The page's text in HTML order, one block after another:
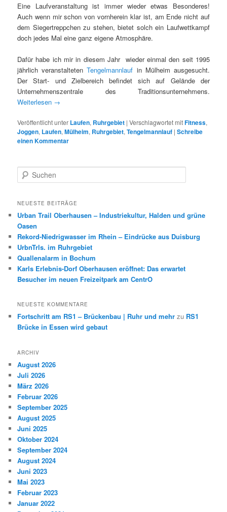
Eine Laufveranstaltung ist immer wieder etwas Besonderes!
Auch wenn mir schon von vornherein klar ist, am Ende nicht auf
dem Siegertreppchen zu stehen, bietet solch ein Laufwettkampf
doch jedes Mal eine ganz eigene Atmosphäre.
Dafür habe ich mir in diesem Jahr wieder einmal den seit 1995
jährlich veranstaltetenTengelmannlauf in Mülheim ausgesucht.
Der Start- und Zielbereich befindet sich auf Gelände der
Unternehmenszentrale des Traditionsunternehmens.
Weiterlesen →
Veröffentlicht unter Laufen, Ruhrgebiet |Verschlagwortet mitFitness,
Joggen, Laufen,Mülheim, Ruhrgebiet,Tengelmannlauf |Schreibe
einen Kommentar
u
h
n
NEUESTE BEITRÄGE
Urban Trail Oberhausen – Industriekultur, Halden und grüne
Oasen
Rekord-Niedrigwasser im Rhein – Eindrücke aus Duisburg
UrbnTrls. im Ruhrgebiet
Quallenalarm in Bochum
Karls Erlebnis-Dorf Oberhausen eröffnet: Das erwartet
Besucher im neuen Freizeitpark am CentrO
NEUESTE KOMMENTARE
Fortschritt am RS1 – Brückenbau | Ruhr und mehr zu RS1
Brücke in Essen wird gebaut
ARCHIV
August 2026
Juli 2026
März 2026
Februar 2026
September 2025
August 2025
Juni 2025
Oktober 2024
September 2024
August 2024
Juni 2023
Mai 2023
Februar 2023
Januar 2022